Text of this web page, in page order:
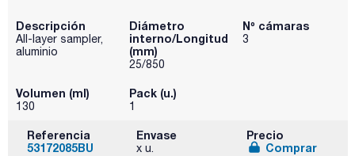
Descripción
All-layer sampler,
aluminio
Diámetro
interno/Longitud
(mm)
25/850
Nº cámaras
3
Volumen (ml)
130
Pack (u.)
1
Referencia
53172085BU
Envase
x u.
Precio
Comprar